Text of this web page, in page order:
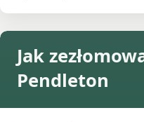
Jak
Pendleton